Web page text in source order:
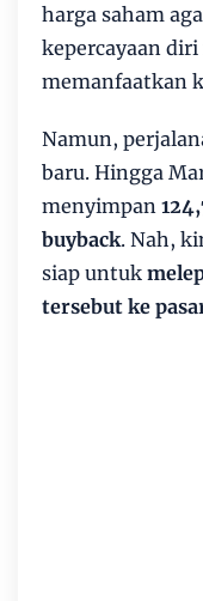
harga saham
kepercayaan
memanfaatkan
Namun,
baru. Hingga
menyimpan
buyback. Nah,
siap untuk
tersebut ke